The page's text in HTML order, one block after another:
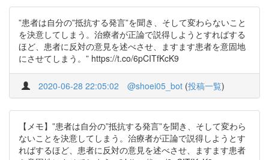
”患者は自分の”抵抗する発言”を聞き、そして変わらないこと
を決意してしまう。治療者が正論で説得しようとすればする
ほど、患者に反対の意見を述べさせ、ますます患者を意固地
にさせてしまう。” https://t.co/6pCITfKcK9
2020-06-28 22:05:02 @shoei05_bot (投稿一覧)
【メモ】”患者は自分の”抵抗する発言”を聞き、そして変わら
ないことを決意してしまう。治療者が正論で説得しようとす
ればするほど、患者に反対の意見を述べさせ、ますます患者